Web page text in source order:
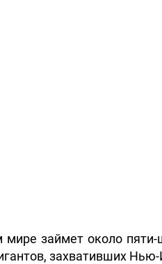
займет около
захвативших